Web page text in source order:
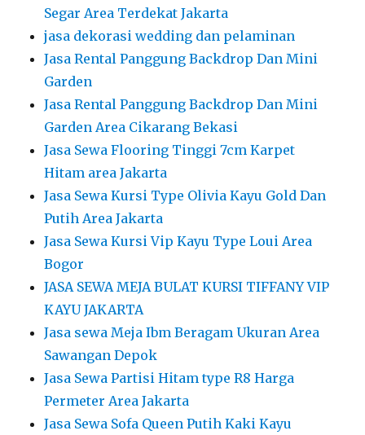
Segar Area Terdekat Jakarta
jasa dekorasi wedding dan pelaminan
Jasa Rental Panggung Backdrop Dan Mini
Garden
Jasa Rental Panggung Backdrop Dan Mini
Garden Area Cikarang Bekasi
Jasa Sewa Flooring Tinggi 7cm Karpet
Hitam area Jakarta
Jasa Sewa Kursi Type Olivia Kayu Gold Dan
Putih Area Jakarta
Jasa Sewa Kursi Vip Kayu Type Loui Area
Bogor
JASA SEWA MEJA BULAT KURSI TIFFANY VIP
KAYU JAKARTA
Jasa sewa Meja Ibm Beragam Ukuran Area
Sawangan Depok
Jasa Sewa Partisi Hitam type R8 Harga
Permeter Area Jakarta
Jasa Sewa Sofa Queen Putih Kaki Kayu